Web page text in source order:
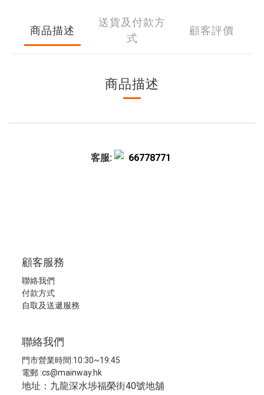
商品描述
送貨及付款方
式
顧客評價
商品描述
客服: 66778771
顧客服務
聯絡我們
付款方式
自取及送遞服務
聯絡我們
門市營業時間:10:30~19:45
電郵 :cs@mainway.hk
地址：九龍深水埗福榮街40號地舖